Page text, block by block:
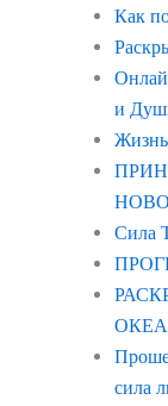
Как
и
Жизнь
Сила
сила